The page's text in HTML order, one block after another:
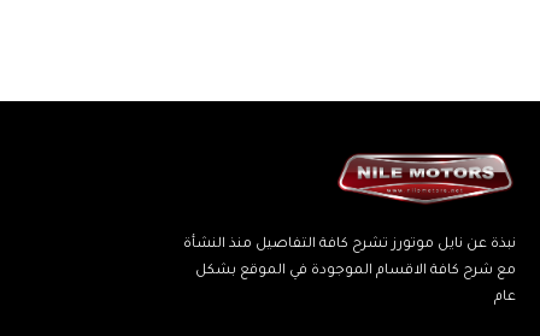
نبذة عن نايل موتورز تشرح كافة التفاصيل منذ النشأة
مع شرح كافة الاقسام الموجودة في الموقع بشكل
عام